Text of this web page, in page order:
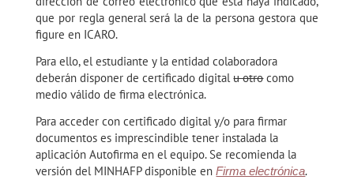
que por regla general será la de la persona gestora que
figure en ICARO.
Para ello, el estudiante y la entidad colaboradora
deberán disponer de certificado digitalu otrocomo
medio válido de firma electrónica.
Para acceder con certificado digital y/o para firmar
documentos es imprescindible tener instalada la
aplicación Autofirma en el equipo. Se recomienda la
versión del MINHAFP disponible enFirma electrónica.